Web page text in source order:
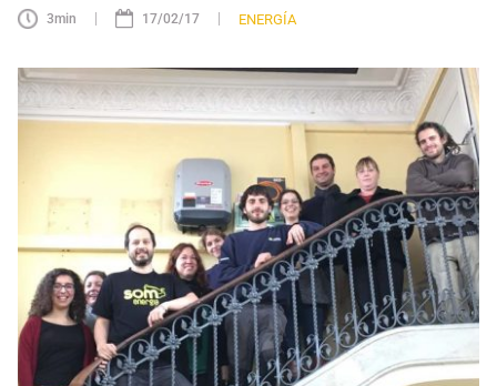
3min | 17/02/17 | ENERGÍA